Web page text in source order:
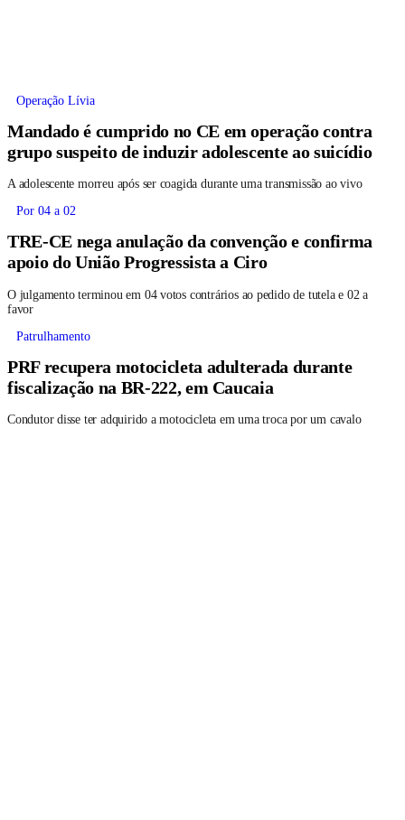
Operação Lívia
Mandado é cumprido no CE em operação contra
grupo suspeito de induzir adolescente ao suicídio
A adolescente morreu após ser coagida durante uma transmissão ao vivo
Por 04 a 02
TRE-CE nega anulação da convenção e confirma
apoio do União Progressista a Ciro
O julgamento terminou em 04 votos contrários ao pedido de tutela e 02 a
favor
Patrulhamento
PRF recupera motocicleta adulterada durante
fiscalização na BR-222, em Caucaia
Condutor disse ter adquirido a motocicleta em uma troca por um cavalo